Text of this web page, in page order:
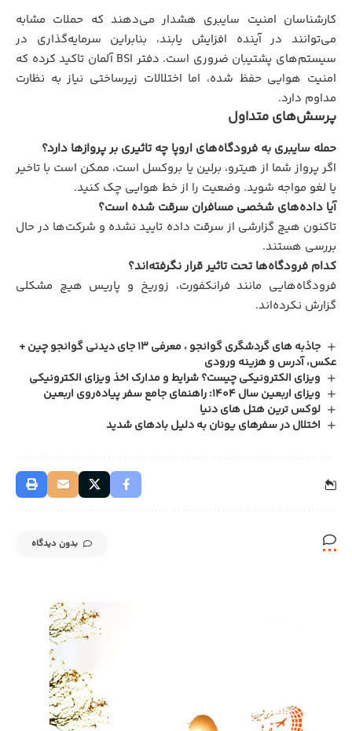
کارشناسان امنیت سایبری هشدار می‌دهند که حملات مشابه
می‌توانند در آینده افزایش یابند، بنابراین سرمایه‌گذاری در
سیستم‌های پشتیبان ضروری است. دفتر BSI آلمان تاکید کرده که
امنیت هوایی حفظ شده، اما اختلالات زیرساختی نیاز به نظارت
مداوم دارد.
پرسش‌های متداول
حمله سایبری به فرودگاه‌های اروپا چه تاثیری بر پروازها دارد؟
اگر پرواز شما از هیترو، برلین یا بروکسل است، ممکن است با تاخیر
یا لغو مواجه شوید. وضعیت را از خط هوایی چک کنید.
آیا داده‌های شخصی مسافران سرقت شده است؟
تاکنون هیچ گزارشی از سرقت داده تایید نشده و شرکت‌ها در حال
بررسی هستند.
کدام فرودگاه‌ها تحت تاثیر قرار نگرفته‌اند؟
فرودگاه‌هایی مانند فرانکفورت، زوریخ و پاریس هیچ مشکلی
گزارش نکرده‌اند.
جاذبه های گردشگری گوانجو ، معرفی 13 جای دیدنی گوانجو چین +
عکس، آدرس و هزینه ورودی
ویزای الکترونیکی چیست؟ شرایط و مدارک اخذ ویزای الکترونیکی
ویزای اربعین سال ۱۴۰۴: راهنمای جامع سفر پیاده‌روی اربعین
لوکس ترین هتل های دنیا
اختلال در سفرهای یونان به دلیل بادهای شدید
بدون دیدگاه